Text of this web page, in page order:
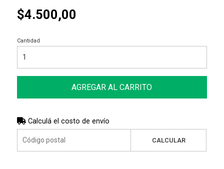
$4.500,00
Cantidad
AGREGAR AL CARRITO
Calculá el costo de envío
CALCULAR